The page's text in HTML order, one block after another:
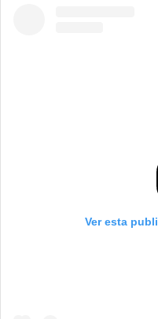
Ver esta